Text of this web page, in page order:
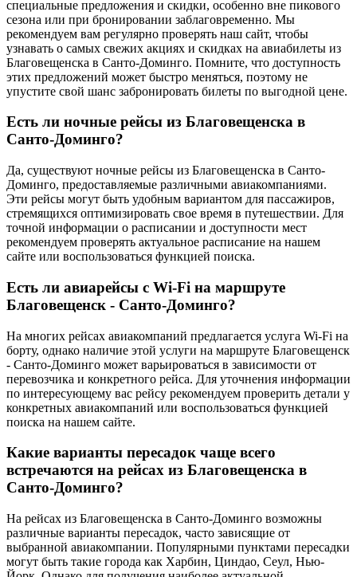
специальные предложения и скидки, особенно вне пикового
сезона или при бронировании заблаговременно. Мы
рекомендуем вам регулярно проверять наш сайт, чтобы
узнавать о самых свежих акциях и скидках на авиабилеты из
Благовещенска в Санто-Доминго. Помните, что доступность
этих предложений может быстро меняться, поэтому не
упустите свой шанс забронировать билеты по выгодной цене.
Есть ли ночные рейсы из Благовещенска в
Санто-Доминго?
Да, существуют ночные рейсы из Благовещенска в Санто-
Доминго, предоставляемые различными авиакомпаниями.
Эти рейсы могут быть удобным вариантом для пассажиров,
стремящихся оптимизировать свое время в путешествии. Для
точной информации о расписании и доступности мест
рекомендуем проверять актуальное расписание на нашем
сайте или воспользоваться функцией поиска.
Есть ли авиарейсы с Wi-Fi на маршруте
Благовещенск - Санто-Доминго?
На многих рейсах авиакомпаний предлагается услуга Wi-Fi на
борту, однако наличие этой услуги на маршруте Благовещенск
- Санто-Доминго может варьироваться в зависимости от
перевозчика и конкретного рейса. Для уточнения информации
по интересующему вас рейсу рекомендуем проверить детали у
конкретных авиакомпаний или воспользоваться функцией
поиска на нашем сайте.
Какие варианты пересадок чаще всего
встречаются на рейсах из Благовещенска в
Санто-Доминго?
На рейсах из Благовещенска в Санто-Доминго возможны
различные варианты пересадок, часто зависящие от
выбранной авиакомпании. Популярными пунктами пересадки
могут быть такие города как Харбин, Циндао, Сеул, Нью-